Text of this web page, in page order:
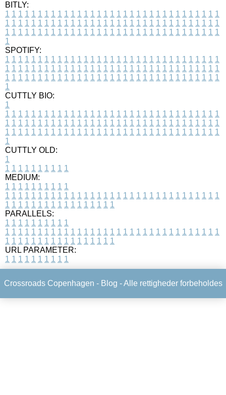
BITLY:
1 1 1 1 1 1 1 1 1 1 1 1 1 1 1 1 1 1 1 1 1 1 1 1 1 1 1 1 1 1 1 1 1
1 1 1 1 1 1 1 1 1 1 1 1 1 1 1 1 1 1 1 1 1 1 1 1 1 1 1 1 1 1 1 1 1
1 1 1 1 1 1 1 1 1 1 1 1 1 1 1 1 1 1 1 1 1 1 1 1 1 1 1 1 1 1 1 1 1
1
SPOTIFY:
1 1 1 1 1 1 1 1 1 1 1 1 1 1 1 1 1 1 1 1 1 1 1 1 1 1 1 1 1 1 1 1 1
1 1 1 1 1 1 1 1 1 1 1 1 1 1 1 1 1 1 1 1 1 1 1 1 1 1 1 1 1 1 1 1 1
1 1 1 1 1 1 1 1 1 1 1 1 1 1 1 1 1 1 1 1 1 1 1 1 1 1 1 1 1 1 1 1 1
1
CUTTLY BIO:
1
1 1 1 1 1 1 1 1 1 1 1 1 1 1 1 1 1 1 1 1 1 1 1 1 1 1 1 1 1 1 1 1 1
1 1 1 1 1 1 1 1 1 1 1 1 1 1 1 1 1 1 1 1 1 1 1 1 1 1 1 1 1 1 1 1 1
1 1 1 1 1 1 1 1 1 1 1 1 1 1 1 1 1 1 1 1 1 1 1 1 1 1 1 1 1 1 1 1 1
1
CUTTLY OLD:
1
1 1 1 1 1 1 1 1 1 1
MEDIUM:
1 1 1 1 1 1 1 1 1 1
1 1 1 1 1 1 1 1 1 1 1 1 1 1 1 1 1 1 1 1 1 1 1 1 1 1 1 1 1 1 1 1 1
1 1 1 1 1 1 1 1 1 1 1 1 1 1 1 1 1
PARALLELS:
1 1 1 1 1 1 1 1 1 1
1 1 1 1 1 1 1 1 1 1 1 1 1 1 1 1 1 1 1 1 1 1 1 1 1 1 1 1 1 1 1 1 1
1 1 1 1 1 1 1 1 1 1 1 1 1 1 1 1 1
URL PARAMETER:
1 1 1 1 1 1 1 1 1 1
Crossroads Copenhagen - Blog - Alle rettigheder forbeholdes